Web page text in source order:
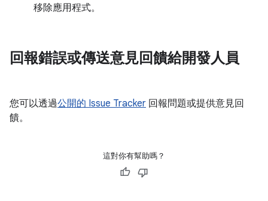
移除應用程式。
回報錯誤或傳送意見回饋給開發人員
您可以透過公開的 Issue Tracker 回報問題或提供意見回
饋。
這對你有幫助嗎？